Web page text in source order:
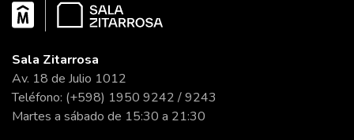
Sala Zitarrosa
Av. 18 de Julio 1012
Teléfono: (+598) 1950 9242 / 9243
Martes a sábado de 15:30 a 21:30